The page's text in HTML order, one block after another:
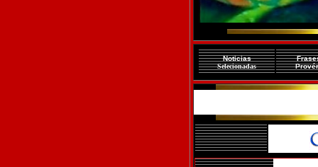
Noticias
Selecionadas